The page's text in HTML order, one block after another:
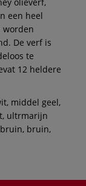
een heel
worden
De verf is
te
12 heldere
middel geel,
ultrmarijn
bruin,